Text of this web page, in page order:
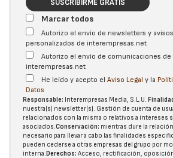
SUSCRIBIRME GRATIS
Marcar todos
Autorizo el envío de newsletters y
personalizados de interempresas.net
Autorizo el envío de comunicaciones de
interempresas.net
He leído y acepto el Aviso Legal y la
Datos
Responsable: Interempresas Media, S.L.U.
nuestra(s) newsletter(s). Gestión de cuenta de
relacionados con la misma o relativos a intereses
asociados.Conservación: mientras dure la
necesario para llevar a cabo las finalidades
pueden cederse a otras empresas del grupo por
interna.Derechos: Acceso, rectificación,